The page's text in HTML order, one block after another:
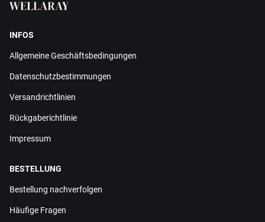
INFOS
Allgemeine Geschäftsbedingungen
Datenschutzbestimmungen
Versandrichtlinien
Rückgaberichtlinie
Impressum
BESTELLUNG
Bestellung nachverfolgen
Häufige Fragen